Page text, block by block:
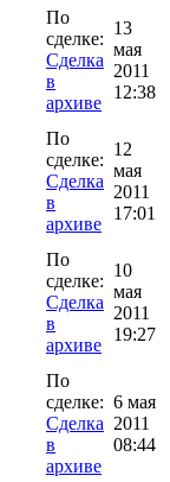
По
сделке:
Сделка
в
архиве
13
мая
2011
12:38
По
сделке:
Сделка
в
архиве
12
мая
2011
17:01
По
сделке:
Сделка
в
архиве
10
мая
2011
19:27
По
сделке:
Сделка
в
архиве
6 мая
2011
08:44